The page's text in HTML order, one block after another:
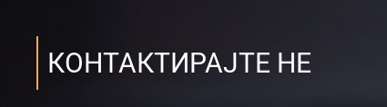
КОНТАКТИРАЈТЕ НЕ